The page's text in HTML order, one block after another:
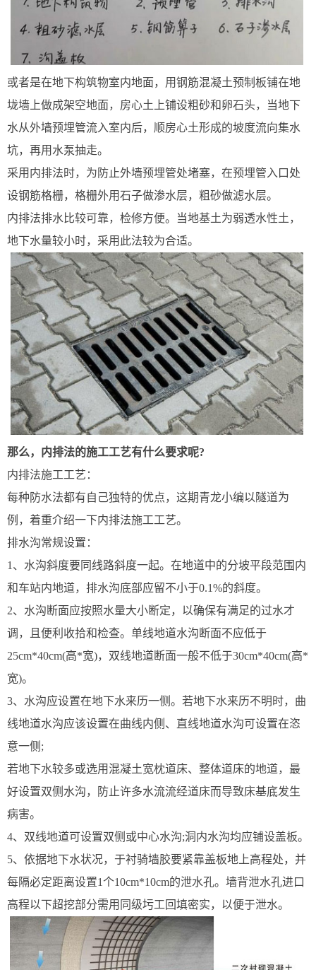
或者是在地下构筑物室内地面，用钢筋混凝土预制板铺在地
垅墙上做成架空地面，房心土上铺设粗砂和卵石头，当地下
水从外墙预埋管流入室内后，顺房心土形成的坡度流向集水
坑，再用水泵抽走。
采用内排法时，为防止外墙预埋管处堵塞，在预埋管入口处
设钢筋格栅，格栅外用石子做渗水层，粗砂做滤水层。
内排法排水比较可靠，检修方便。当地基土为弱透水性土，
地下水量较小时，采用此法较为合适。
那么，内排法的施工工艺有什么要求呢?
内排法施工工艺：
每种防水法都有自己独特的优点，这期青龙小编以隧道为
例，着重介绍一下内排法施工工艺。
排水沟常规设置：
1、水沟斜度要同线路斜度一起。在地道中的分坡平段范围内
和车站内地道，排水沟底部应留不小于0.1%的斜度。
2、水沟断面应按照水量大小断定，以确保有满足的过水才
调，且便利收拾和检查。单线地道水沟断面不应低于
25cm*40cm(高*宽)，双线地道断面一般不低于30cm*40cm(高*
宽)。
3、水沟应设置在地下水来历一侧。若地下水来历不明时，曲
线地道水沟应该设置在曲线内侧、直线地道水沟可设置在恣
意一侧;
若地下水较多或选用混凝土宽枕道床、整体道床的地道，最
好设置双侧水沟，防止许多水流流经道床而导致床基底发生
病害。
4、双线地道可设置双侧或中心水沟;洞内水沟均应铺设盖板。
5、依据地下水状况，于衬骑墙胶要紧靠盖板地上高程处，并
每隔必定距离设置1个10cm*10cm的泄水孔。墙背泄水孔进口
高程以下超挖部分需用同级圬工回填密实，以便于泄水。